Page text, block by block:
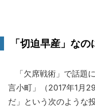
「切迫早産」な
「欠席戦術」で話題
言小町」（2017年1月
だ」という次のような